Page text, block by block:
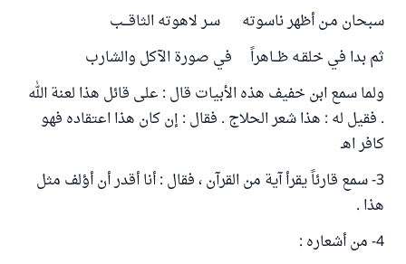
سبحان مـن أظهر ناسوته سـر لاهوته الثاقـــب
ثم بدا في خلقـه ظــاهراً في صورة الآكل والشارب
ولما سمع ابن خفيف هذه الأبيات قال : على قائل هذا لعنة الله
. فقيل له : هذا شعر الحلاج . فقال : إن كان هذا اعتقاده فهو
كافر اهـ
3- سمع قارئاً يقرأ آية من القرآن ، فقال : أنا أقدر أن أؤلف مثل
هذا .
4- من أشعاره :